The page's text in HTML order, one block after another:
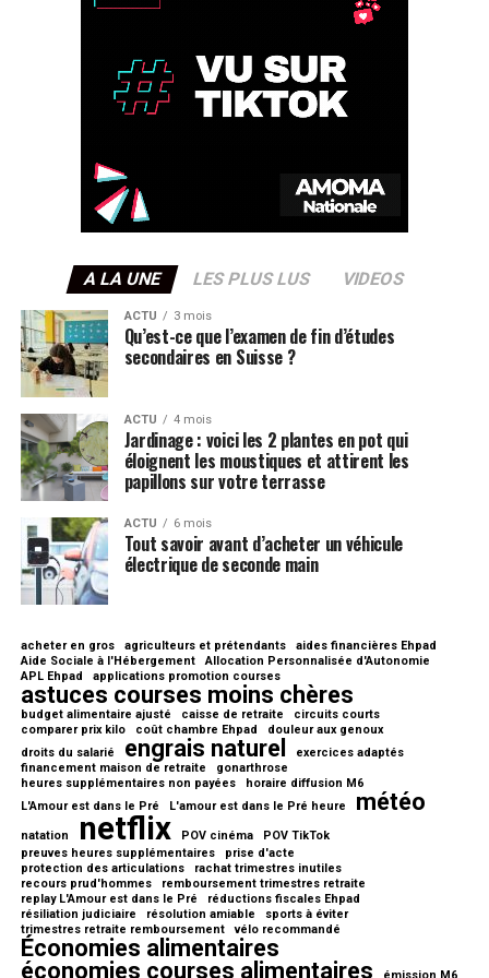
A LA UNE LES PLUS LUS VIDEOS
ACTU 3 mois
Qu’est-ce que l’examen de fin d’études
secondaires en Suisse ?
ACTU 4 mois
Jardinage : voici les 2 plantes en pot qui
éloignent les moustiques et attirent les
papillons sur votre terrasse
ACTU 6 mois
Tout savoir avant d’acheter un véhicule
électrique de seconde main
acheter en gros agriculteurs et prétendants
aides financières Ehpad
Aide Sociale à l'Hébergement
Allocation Personnalisée d'Autonomie
APL Ehpad
applications promotion courses
astuces courses moins chères
budget alimentaire ajusté caisse de retraite
circuits courts
comparer prix kilo
coût chambre Ehpad
douleur aux genoux
droits du salarié
engrais naturel
exercices adaptés
financement maison de retraite
gonarthrose
heures supplémentaires non payées
horaire diffusion M6
L'Amour est dans le Pré
L'amour est dans le Pré heure météo
natation netflix POV cinéma
POV TikTok
preuves heures supplémentaires
prise d'acte
protection des articulations
rachat trimestres inutiles
recours prud'hommes
remboursement trimestres retraite
replay L'Amour est dans le Pré
réductions fiscales Ehpad
résiliation judiciaire
résolution amiable
sports à éviter
trimestres retraite remboursement
vélo recommandé
Économies alimentaires
économies courses alimentaires